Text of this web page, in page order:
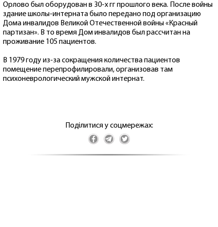
Орлово был оборудован в 30-х гг прошлого века. После войны
здание школы-интерната было передано под организацию
Дома инвалидов Великой Отечественной войны «Красный
партизан». В то время Дом инвалидов был рассчитан на
проживание 105 пациентов.
В 1979 году из-за сокращения количества пациентов
помещение перепрофилировали, организовав там
психоневрологический мужской интернат.
Поділитися у соцмережах: